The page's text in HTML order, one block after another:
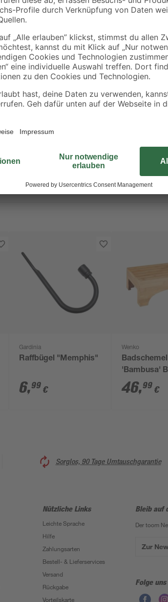
50 m
6
0,14 € / Meter
Die Fußbank aus
verarbeitet und
nicht, die Bank als Tritt
verwendete Holz
Gardinia
Raffbügel "Memphis"
6,99 €
Wenko
Badschemel
'Bambusa'
40 x 30 x 15
46,99 €
Sorglos, 90 Tage Umtauschgarantie
Nützliche Links
Leichte Sprache
Hilfe
Zahlungsarten
Bestell- & Lieferservices
Versand
Rückgabe
Vorteilskarte
Bleib auf
Der toom
Zur
Folge uns